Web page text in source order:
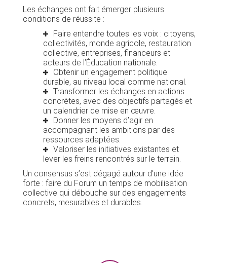
Les échanges ont fait émerger plusieurs
conditions de réussite :
Faire entendre toutes les voix : citoyens,
collectivités, monde agricole, restauration
collective, entreprises, financeurs et
acteurs de l’Éducation nationale.
Obtenir un engagement politique
durable, au niveau local comme national.
Transformer les échanges en actions
concrètes, avec des objectifs partagés et
un calendrier de mise en œuvre.
Donner les moyens d’agir en
accompagnant les ambitions par des
ressources adaptées.
Valoriser les initiatives existantes et
lever les freins rencontrés sur le terrain.
Un consensus s’est dégagé autour d’une idée
forte : faire du Forum un temps de mobilisation
collective qui débouche sur des engagements
concrets, mesurables et durables.